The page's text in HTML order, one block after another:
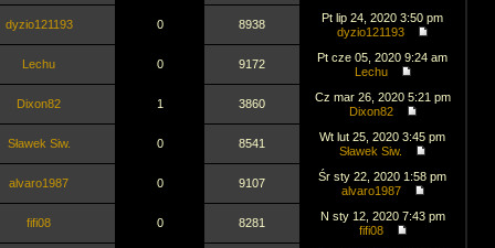
dyzio121193 0 8938
Pt lip 24, 2020 3:50 pm
dyzio121193
Lechu 0 9172
Pt cze 05, 2020 9:24 am
Lechu
Dixon82 1 3860
Cz mar 26, 2020 5:21 pm
Dixon82
Sławek Siw. 0 8541
Wt lut 25, 2020 3:45 pm
Sławek Siw.
alvaro1987 0 9107
Śr sty 22, 2020 1:58 pm
alvaro1987
fifi08 0 8281
N sty 12, 2020 7:43 pm
fifi08